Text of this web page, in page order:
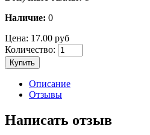
Наличие: 0
Цена: 17.00 руб
Количество:
Купить
Описание
Отзывы
Написать отзыв